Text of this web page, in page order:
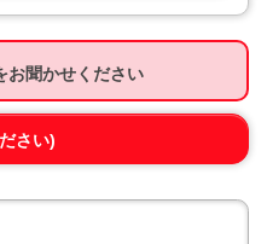
お聞かせください
さい)